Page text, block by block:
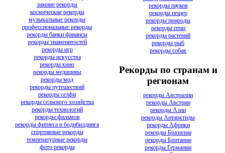
зимние рекорды
космические рекорды
музыкальные рекорды
профессиональные рекорды
рекорды банки финансы
рекорды знаменитостей
рекорды игр
рекорды искусства
рекорды кино
рекорды медицины
рекорды мод
рекорды путешествий
рекорды селфи
рекорды сельского хозяйства
рекорды технологий
рекорды фильмов
рекорды фитнеса и бодибилдинга
спортивные рекорды
температурные рекорды
фото рекорды
рекорды пауков
рекорды пещер
рекорды природы
рекорды птиц
рекорды растений
рекорды рыб
рекорды собак
Рекорды по странам и
регионам
рекорды Австралии
рекорды Австрии
рекорды Азии
рекорды Антарктиды
рекорды Африки
рекорды Бразилии
рекорды Британии
рекорды Германии